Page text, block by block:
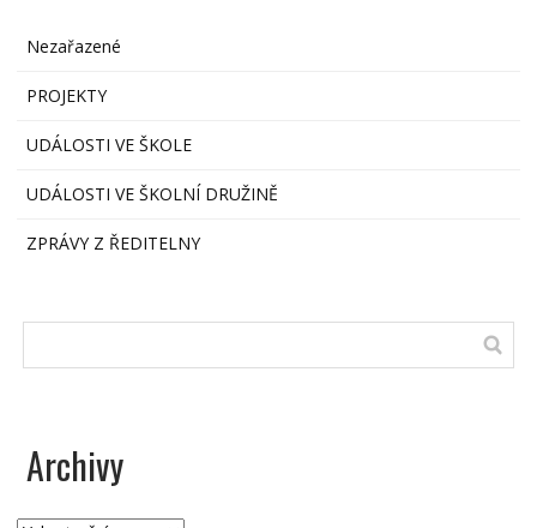
Nezařazené
PROJEKTY
UDÁLOSTI VE ŠKOLE
UDÁLOSTI VE ŠKOLNÍ DRUŽINĚ
ZPRÁVY Z ŘEDITELNY
Archivy